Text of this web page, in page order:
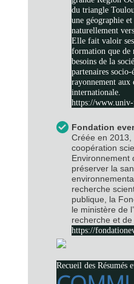
du triangle
une géographie
naturellement
Elle fait valoir
formation que de
besoins de la
partenaires
rayonnement aux
internationale.
https://
Fondation
Créée en
coopération
Environnement
préserver la
recherche
publique, la
le ministère de
recherche et
https://
Recueil des Résumés